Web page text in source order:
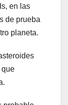
en las
de prueba
planeta.
que